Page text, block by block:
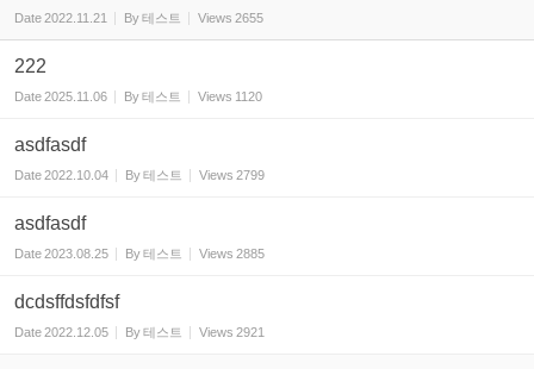
Date2022.11.21 By테스트 Views 2655
222
Date2025.11.06 By테스트 Views 1120
asdfasdf
Date2022.10.04 By테스트 Views 2799
asdfasdf
Date2023.08.25 By테스트 Views 2885
dcdsffdsfdfsf
Date2022.12.05 By테스트 Views 2921